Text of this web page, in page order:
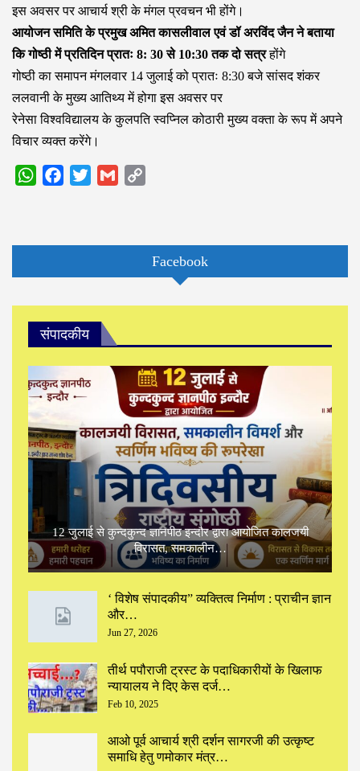
इस अवसर पर आचार्य श्री के मंगल प्रवचन भी होंगे।
आयोजन समिति के प्रमुख अमित कासलीवाल एवं डॉ अरविंद जैन ने बताया
कि गोष्ठी में प्रतिदिन प्रातः 8: 30 से 10:30 तक दो सत्रहोंगे
गोष्ठी का समापन मंगलवार 14 जुलाई को प्रातः 8:30 बजे सांसद शंकर
ललवानी के मुख्य आतिथ्य में होगा इस अवसर पर
रेनेसा विश्वविद्यालय के कुलपति स्वप्निल कोठारी मुख्य वक्ता के रूप में अपने
विचार व्यक्त करेंगे।
WhatsAppFacebook
Twitter Gmail
Facebook
संपादकीय
12 जुलाई से कुन्दकुन्द ज्ञानपीठ इन्दौर द्वारा आयोजित कालजयी
विरासत, समकालीन…
‘ विशेष संपादकीय” ‌व्यक्तित्व निर्माण : प्राचीन ज्ञान
और…
Jun 27, 2026
तीर्थ पपौराजी ट्रस्ट के पदाधिकारीयों के खिलाफ
न्यायालय ने दिए केस दर्ज…
Feb 10, 2025
आओ पूर्व आचार्य श्री दर्शन सागरजी की उत्कृष्ट
समाधि हेतु णमोकार मंत्र…